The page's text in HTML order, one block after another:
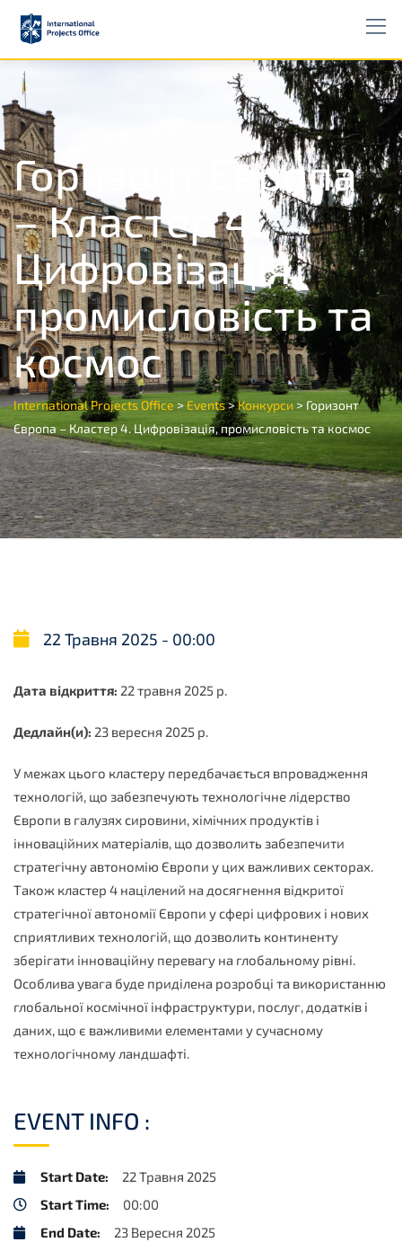
Горизонт Європа
– Кластер 4.
Цифровізація,
промисловість та
космос
International Projects Office > Events>Конкурси > Горизонт
Європа – Кластер 4. Цифровізація, промисловість та космос
22 Травня 2025 - 00:00
Дата відкриття: 22 травня 2025 р.
Дедлайн(и): 23 вересня 2025 р.
У межах цього кластеру передбачається впровадження
технологій, що забезпечують технологічне лідерство
Європи в галузях сировини, хімічних продуктів і
інноваційних матеріалів, що дозволить забезпечити
стратегічну автономію Європи у цих важливих секторах.
Також кластер 4 націлений на досягнення відкритої
стратегічної автономії Європи у сфері цифрових і нових
сприятливих технологій, що дозволить континенту
зберігати інноваційну перевагу на глобальному рівні.
Особлива увага буде приділена розробці та використанню
глобальної космічної інфраструктури, послуг, додатків і
даних, що є важливими елементами у сучасному
технологічному ландшафті.
EVENT INFO :
Start Date:
22 Травня 2025
Start Time:
00:00
End Date:
23 Вересня 2025